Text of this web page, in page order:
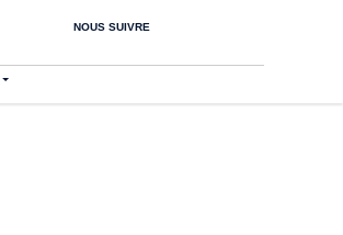
NOUS SUIVRE